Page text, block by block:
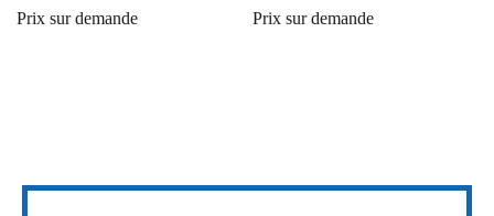
Prix sur demande
Prix sur demande